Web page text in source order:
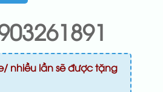
nhiều lần sẽ được tặng